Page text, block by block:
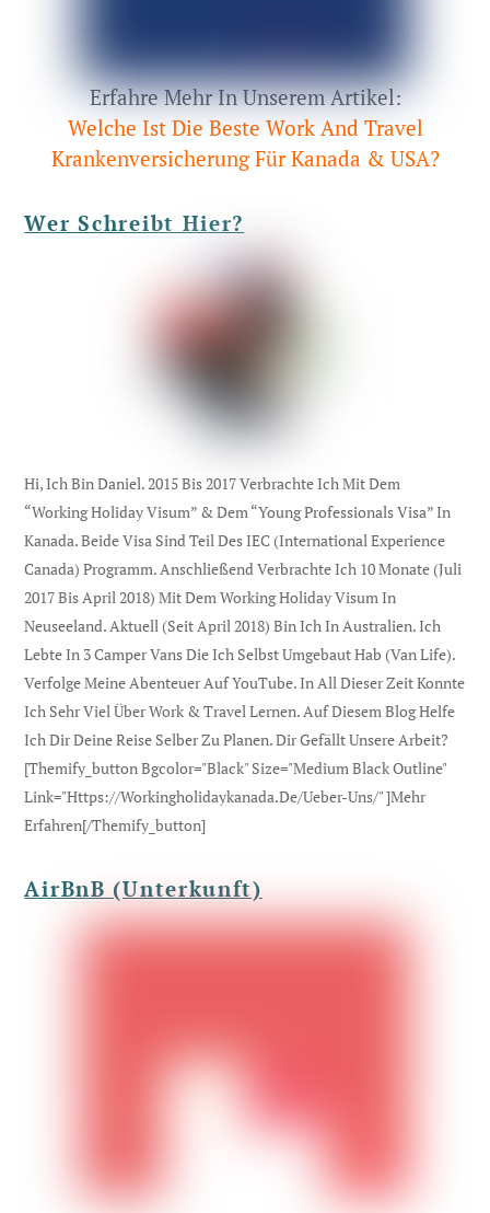
Erfahre Mehr In Unserem Artikel:
Welche Ist Die Beste Work And Travel
Krankenversicherung Für Kanada & USA?
Wer Schreibt Hier?
Hi, Ich Bin Daniel. 2015 Bis 2017 Verbrachte Ich Mit Dem
“Working Holiday Visum” & Dem “Young Professionals Visa” In
Kanada. Beide Visa Sind Teil Des IEC (international Experience
Canada) Programm. Anschließend Verbrachte Ich 10 Monate (Juli
2017 Bis April 2018) Mit Dem Working Holiday Visum In
Neuseeland. Aktuell (seit April 2018) Bin Ich In Australien. Ich
Lebte In 3 Camper Vans Die Ich Selbst Umgebaut Hab (Van Life).
Verfolge Meine Abenteuer Auf YouTube. In All Dieser Zeit Konnte
Ich Sehr Viel Über Work & Travel Lernen. Auf Diesem Blog Helfe
Ich Dir Deine Reise Selber Zu Planen. Dir Gefällt Unsere Arbeit?
[themify_button Bgcolor="black" Size="medium Black Outline"
Link="https://workingholidaykanada.de/ueber-Uns/" ]Mehr
Erfahren[/themify_button]
AirBnB (Unterkunft)